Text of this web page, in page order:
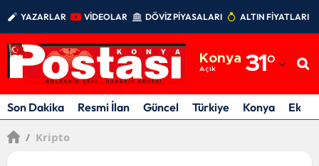
YAZARLAR VİDEOLAR DÖVİZ PİYASALARI ALTIN FİYATLARI
Konya
Açık 31°
Adıyaman
Afyonkarahisar
Son Dakika Resmi İlan Güncel Türkiye Konya
/ Kripto